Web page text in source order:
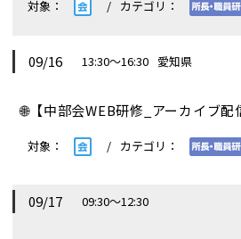
09/16 13:30～16:30 愛知県
🌐【中部会WEB研修_アーカイブ
09/17 09:30～12:30